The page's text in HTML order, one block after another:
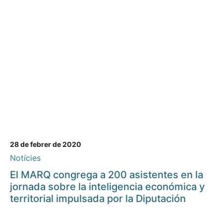
28 de febrer de 2020
Notícies
El MARQ congrega a 200 asistentes en la
jornada sobre la inteligencia económica y
territorial impulsada por la Diputación